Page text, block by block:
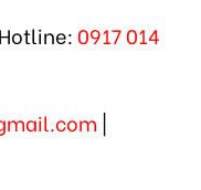
0917 014